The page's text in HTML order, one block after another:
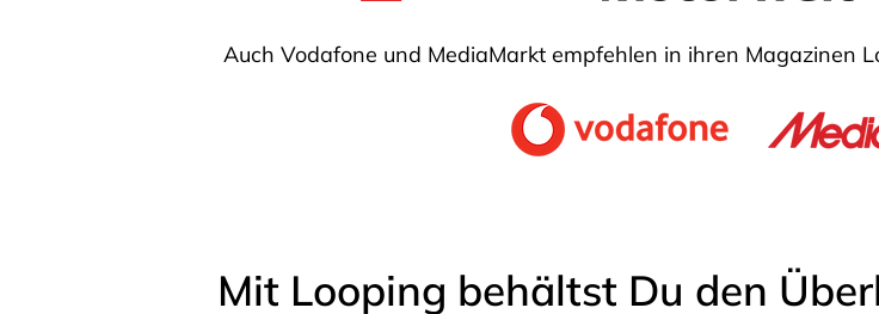
Auch Vodafone und MediaMarkt empfehlen in ihren Magazinen
Mit Looping behältst Du den